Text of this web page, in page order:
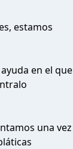
estamos
en el que
una vez